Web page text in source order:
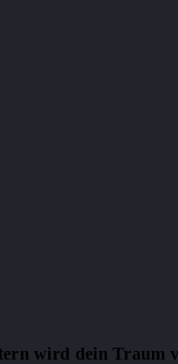
wird dein Traum